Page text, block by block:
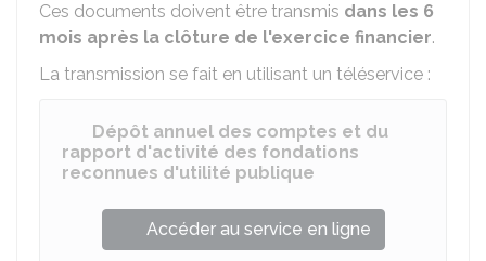
Ces documents doivent être transmis dans les 6
mois après la clôture de l'exercice financier.
La transmission se fait en utilisant un téléservice :
Dépôt annuel des comptes et du
rapport d'activité des fondations
reconnues d'utilité publique
Accéder au service en ligne